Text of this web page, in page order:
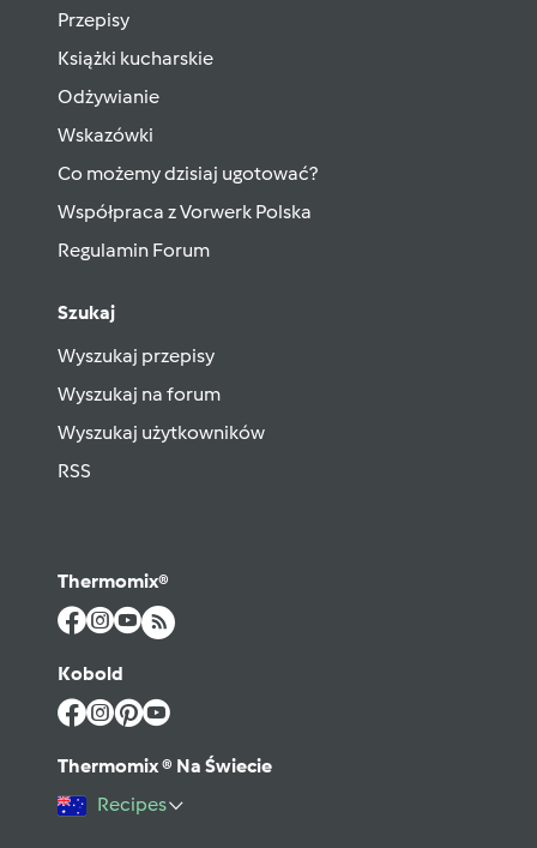
Przepisy
Książki kucharskie
Odżywianie
Wskazówki
Co możemy dzisiaj ugotować?
Współpraca z Vorwerk Polska
Regulamin Forum
Szukaj
Wyszukaj przepisy
Wyszukaj na forum
Wyszukaj użytkowników
RSS
Thermomix®
Kobold
Thermomix ® Na Świecie
Recipes